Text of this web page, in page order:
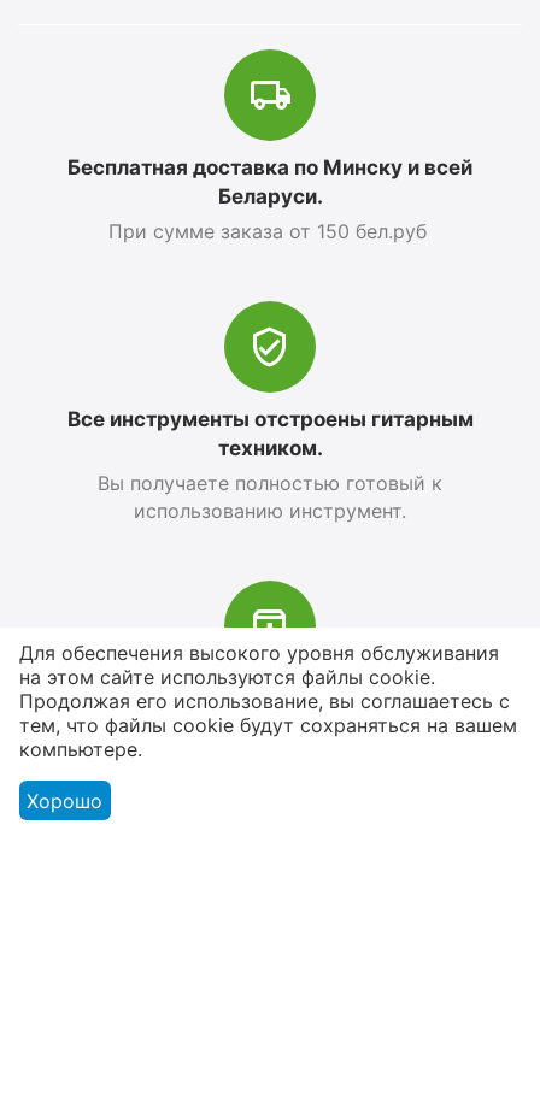
Бесплатная доставка по Минску и всей
Беларуси.
При сумме заказа от 150 бел.руб
Все инструменты отстроены гитарным
техником.
Вы получаете полностью готовый к
использованию инструмент.
В наличии более 4000 наименований
товаров
От расходников до сценического
Для обеспечения высокого уровня обслуживания
на этом сайте используются файлы cookie.
Продолжая его использование, вы соглашаетесь с
тем, что файлы cookie будут сохраняться на вашем
компьютере.
Хорошо